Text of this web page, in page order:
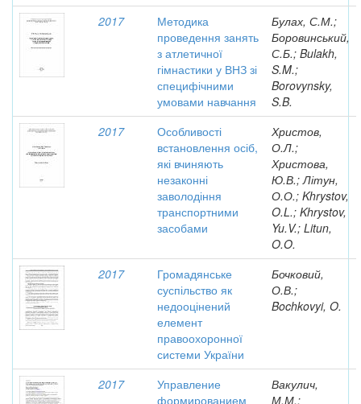
2017
Методика
проведення занять
з атлетичної
гімнастики у ВНЗ зі
специфічними
умовами навчання
Булах, С.М.;
Боровинський,
С.Б.; Bulakh,
S.M.;
Borovynsky,
S.B.
2017
Особливості
встановлення осіб,
які вчиняють
незаконні
заволодіння
транспортними
засобами
Христов,
О.Л.;
Христова,
Ю.В.; Літун,
О.О.; Khrystov,
O.L.; Khrystov,
Yu.V.; Litun,
O.O.
2017
Громадянське
суспільство як
недооцінений
елемент
правоохоронної
системи України
Бочковий,
О.В.;
Bochkovyi, O.
2017
Управление
формированием
Вакулич,
М.М.;